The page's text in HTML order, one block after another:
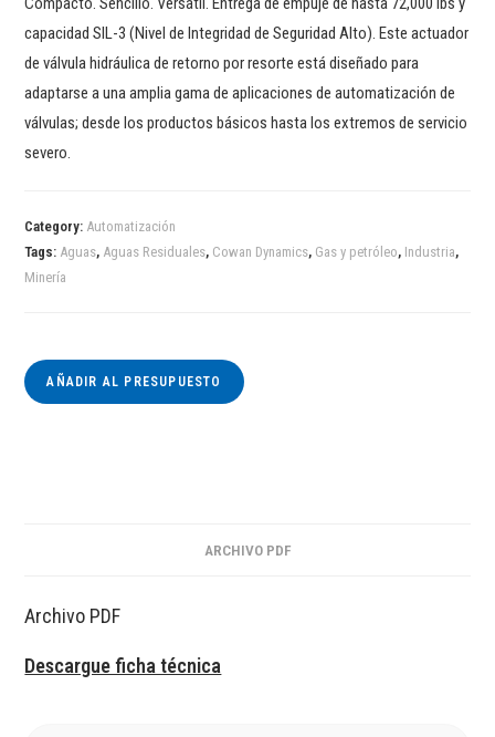
capacidad SIL-3 (Nivel de Integridad de Seguridad Alto). Este actuador
de válvula hidráulica de retorno por resorte está diseñado para
adaptarse a una amplia gama de aplicaciones de automatización de
válvulas; desde los productos básicos hasta los extremos de servicio
severo.
Category: Automatización
Tags: Aguas, Aguas Residuales, Cowan Dynamics, Gas y petróleo, Industria,
Minería
AÑADIR AL PRESUPUESTO
ARCHIVO PDF
Archivo PDF
Descargue ficha técnica